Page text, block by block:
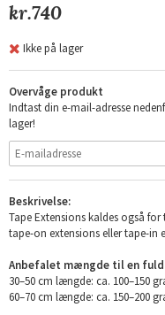
kr.740
Ikke på lager
Overvåge produkt
Indtast din e-mail-adresse
lager!
Beskrivelse:
Tape Extensions kaldes også
tape-on extensions eller tape-in
Anbefalet mængde til en
30–50 cm længde: ca. 100–150
60–70 cm længde: ca. 150–200